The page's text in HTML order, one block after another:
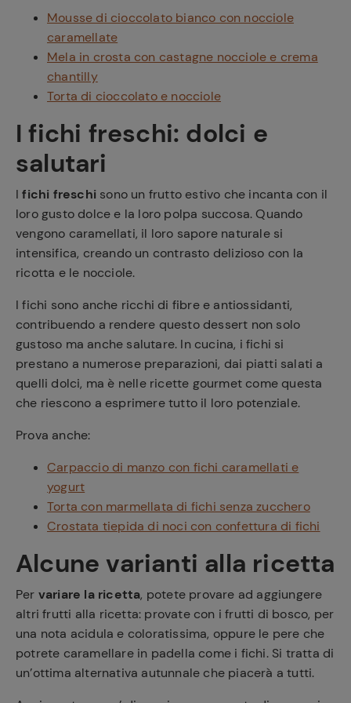
Mousse di cioccolato bianco con nocciole
caramellate
Mela in crosta con castagne nocciole e crema
chantilly
Torta di cioccolato e nocciole
I fichi freschi: dolci e
salutari
Ifichi freschi sono un frutto estivo che incanta con il
loro gusto dolce e la loro polpa succosa. Quando
vengono caramellati, il loro sapore naturale si
intensifica, creando un contrasto delizioso con la
ricotta e le nocciole.
I fichi sono anche ricchi di fibre e antiossidanti,
contribuendo a rendere questo dessert non solo
gustoso ma anche salutare. In cucina, i fichi si
prestano a numerose preparazioni, dai piatti salati a
quelli dolci, ma è nelle ricette gourmet come questa
che riescono a esprimere tutto il loro potenziale.
Prova anche:
Carpaccio di manzo con fichi caramellati e
yogurt
Torta con marmellata di fichi senza zucchero
Crostata tiepida di noci con confettura di fichi
Alcune varianti alla ricetta
Per variare la ricetta, potete provare ad aggiungere
altri frutti alla ricetta: provate con i frutti di bosco, per
una nota acidula e coloratissima, oppure le pere che
potrete caramellare in padella come i fichi. Si tratta di
un’ottima alternativa autunnale che piacerà a tutti.